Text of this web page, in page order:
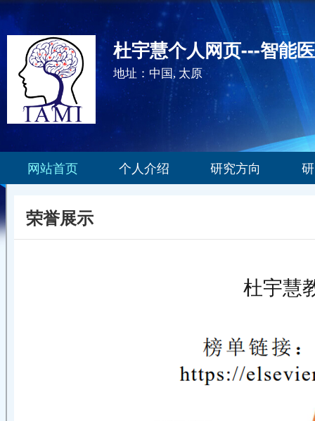
杜宇慧个人网页---智能
地址：中国, 太原
网站首页 个人介绍 研究方向
荣誉展示
杜宇慧